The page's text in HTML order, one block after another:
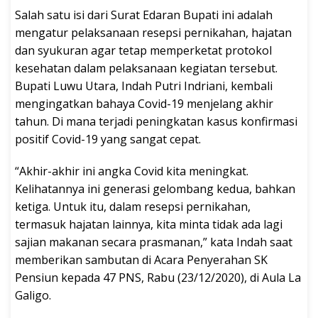
Salah satu isi dari Surat Edaran Bupati ini adalah
mengatur pelaksanaan resepsi pernikahan, hajatan
dan syukuran agar tetap memperketat protokol
kesehatan dalam pelaksanaan kegiatan tersebut.
Bupati Luwu Utara, Indah Putri Indriani, kembali
mengingatkan bahaya Covid-19 menjelang akhir
tahun. Di mana terjadi peningkatan kasus konfirmasi
positif Covid-19 yang sangat cepat.
“Akhir-akhir ini angka Covid kita meningkat.
Kelihatannya ini generasi gelombang kedua, bahkan
ketiga. Untuk itu, dalam resepsi pernikahan,
termasuk hajatan lainnya, kita minta tidak ada lagi
sajian makanan secara prasmanan,” kata Indah saat
memberikan sambutan di Acara Penyerahan SK
Pensiun kepada 47 PNS, Rabu (23/12/2020), di Aula La
Galigo.